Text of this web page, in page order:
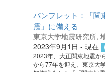
パンフレット：「関
震」に備える
東京大学地震研究所,
2023年9月1日 - 現在
2023年、大正関東地震か
から77年を迎え、東京大